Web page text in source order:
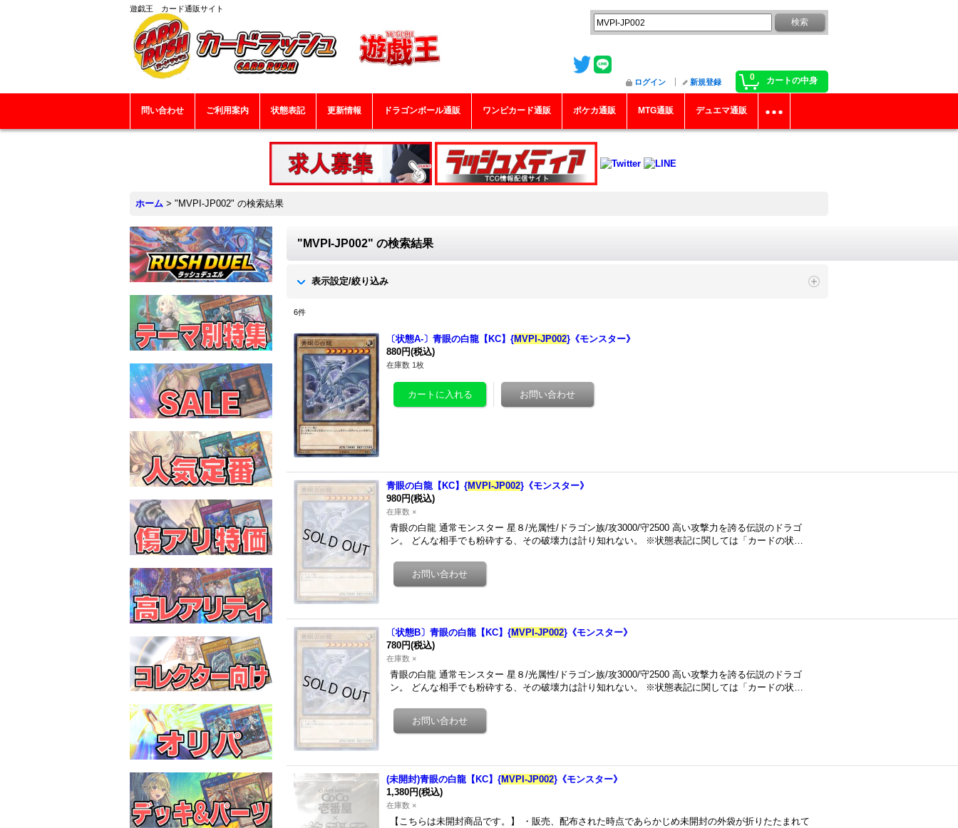
遊戯王 カード通販サイト
0 カートの中身
ログイン 新規登録
問い合わせ ご利用案内 状態表記 更新情報 ドラゴンボール通販 ワンピカード通販 ポケカ通販 MTG通販 デュエマ通販
ホーム > "MVPI-JP002" の検索結果
"MVPI-JP002" の検索結果
表示設定/絞り込み
6件
〔状態A-〕青眼の白龍【KC】{MVPI-JP002}《モンスター》
880円(税込)
在庫数 1枚
青眼の白龍【KC】{MVPI-JP002}《モンスター》
980円(税込)
在庫数 ×
青眼の白龍 通常モンスター 星８/光属性/ドラゴン族/攻3000/守2500 高い攻撃力を誇る伝説のドラゴ
ン。 どんな相手でも粉砕する、その破壊力は計り知れない。 ※状態表記に関しては「カードの状…
〔状態B〕青眼の白龍【KC】{MVPI-JP002}《モンスター》
780円(税込)
在庫数 ×
青眼の白龍 通常モンスター 星８/光属性/ドラゴン族/攻3000/守2500 高い攻撃力を誇る伝説のドラゴ
ン。 どんな相手でも粉砕する、その破壊力は計り知れない。 ※状態表記に関しては「カードの状…
(未開封)青眼の白龍【KC】{MVPI-JP002}《モンスター》
1,380円(税込)
在庫数 ×
【こちらは未開封商品です。】 ・販売、配布された時点であらかじめ未開封の外袋が折りたたまれて